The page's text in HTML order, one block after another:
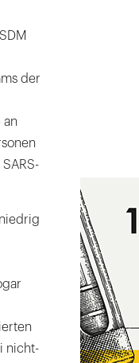
der
an
nicht-